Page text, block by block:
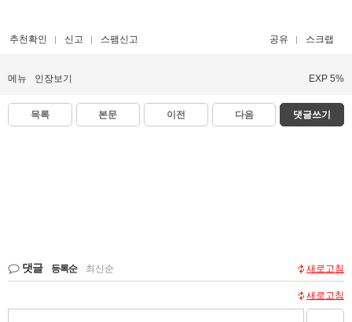
추천확인 신고 스팸신고 공유 스크랩
메뉴 인장보기 EXP 5%
목록 본문 이전 다음 댓글쓰기
댓글 등록순 최신순 새로고침
새로고침